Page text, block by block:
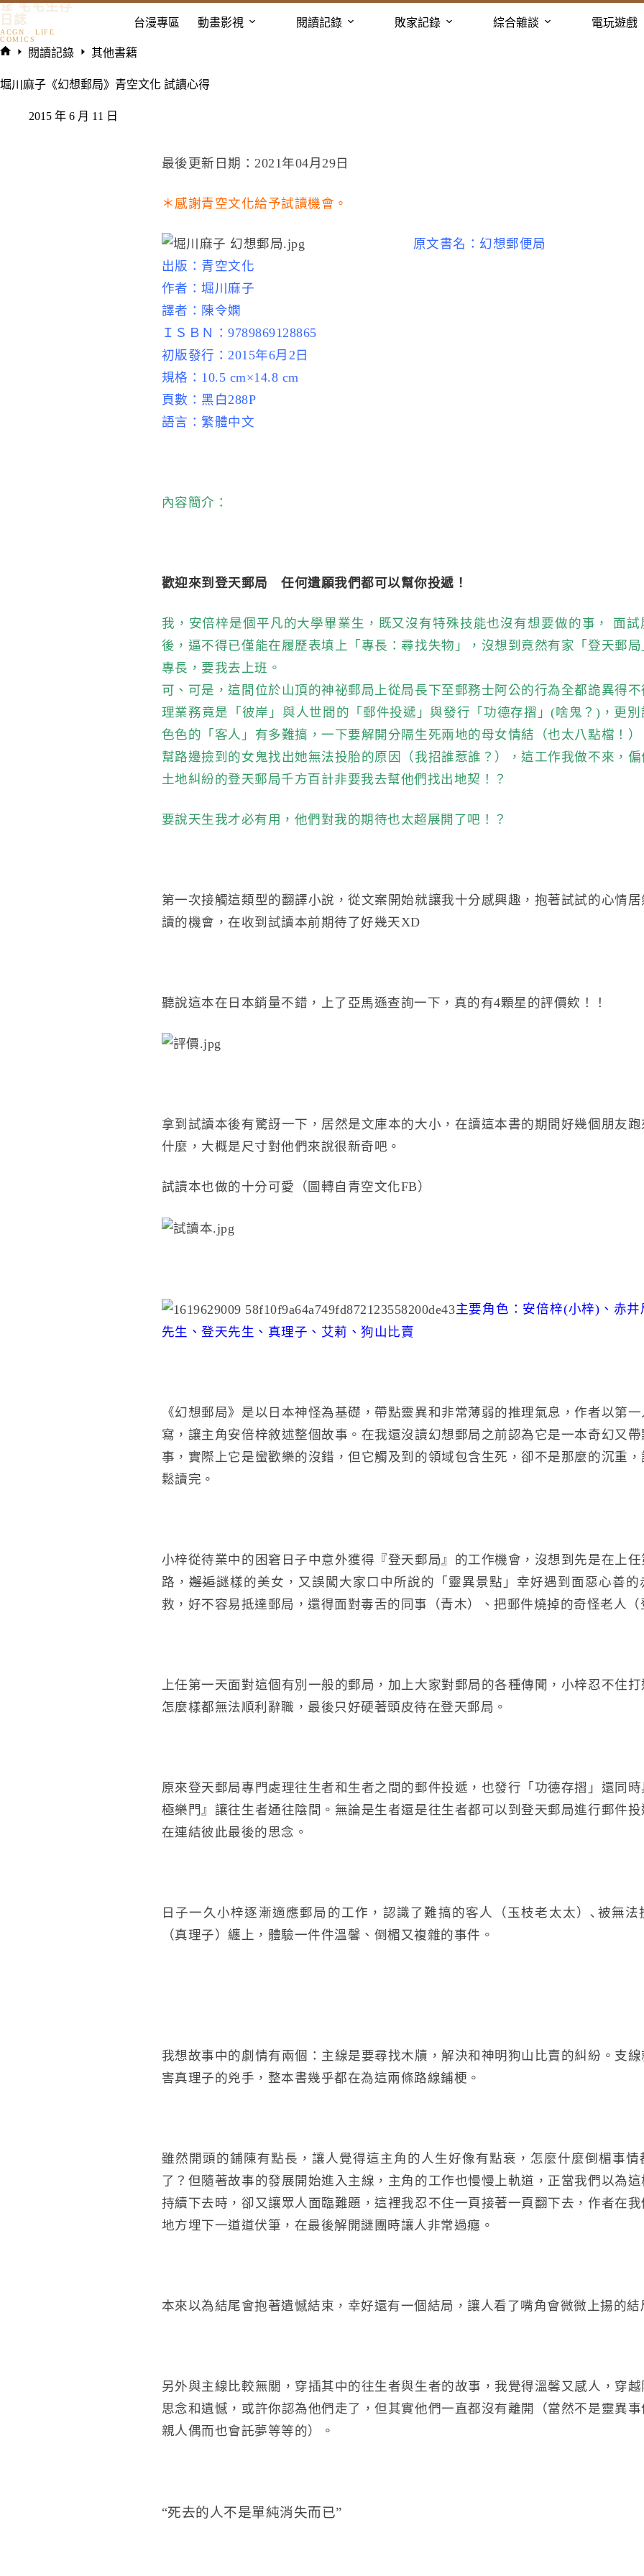
跳
至
主
內
𓃠 宅宅生存
日誌
台漫專區 動畫影視 閱讀記錄 敗家記錄 綜合雜談 電玩遊戲
頁
閱讀記錄 其他書籍
堀川麻子《幻想郵局》青空文化 試讀心得
2015 年 6 月 11 日
最後更新日期：2021年04月29日
＊感謝青空文化給予試讀機會。
原文書名：幻想郵便局
出版：青空文化
作者：堀川麻子
譯者：陳令嫻
ＩＳＢＮ：9789869128865
初版發行：2015年6月2日
規格：10.5 cm×14.8 cm
頁數：黑白288P
語言：繁體中文
內容簡介：
歡迎來到登天郵局 任何遺願我們都可以幫你投遞！
我，安倍梓是個平凡的大學畢業生，既又沒有特殊技能也沒有想要做的事， 面試
後，逼不得已僅能在履歷表填上「專長：尋找失物」，沒想到竟然有家「登天郵局
專長，要我去上班。
可、可是，這間位於山頂的神祕郵局上從局長下至郵務士阿公的行為全都詭異得不
理業務竟是「彼岸」與人世間的「郵件投遞」與發行「功德存摺」(啥鬼？)，更別
色色的「客人」有多難搞，一下要解開分隔生死兩地的母女情結（也太八點檔！）
幫路邊撿到的女鬼找出她無法投胎的原因（我招誰惹誰？），這工作我做不來，偏
土地糾紛的登天郵局千方百計非要我去幫他們找出地契！？
要說天生我才必有用，他們對我的期待也太超展開了吧！？
第一次接觸這類型的翻譯小說，從文案開始就讓我十分感興趣，抱著試試的心情居
讀的機會，在收到試讀本前期待了好幾天XD
聽說這本在日本銷量不錯，上了亞馬遜查詢一下，真的有4顆星的評價欸！！
拿到試讀本後有驚訝一下，居然是文庫本的大小，在讀這本書的期間好幾個朋友跑
什麼，大概是尺寸對他們來說很新奇吧。
試讀本也做的十分可愛（圖轉自青空文化FB）
主要角色：安倍梓(小梓)、赤井
先生、登天先生、真理子、艾莉、狗山比賣
《幻想郵局》是以日本神怪為基礎，帶點靈異和非常薄弱的推理氣息，作者以第
寫，讓主角安倍梓敘述整個故事。在我還沒讀幻想郵局之前認為它是一本奇幻又帶
事，實際上它是蠻歡樂的沒錯，但它觸及到的領域包含生死，卻不是那麼的沉重，
鬆讀完。
小梓從待業中的困窘日子中意外獲得『登天郵局』的工作機會，沒想到先是在上任
路，邂逅謎樣的美女，又誤闖大家口中所說的「靈異景點」幸好遇到面惡心善的
救，好不容易抵達郵局，還得面對毒舌的同事（青木）、把郵件燒掉的奇怪老人（
上任第一天面對這個有別一般的郵局，加上大家對郵局的各種傳聞，小梓忍不住打
怎麼樣都無法順利辭職，最後只好硬著頭皮待在登天郵局。
原來登天郵局專門處理往生者和生者之間的郵件投遞，也發行「功德存摺」還同時
極樂門』讓往生者通往陰間。無論是生者還是往生者都可以到登天郵局進行郵件投
在連結彼此最後的思念。
日子一久小梓逐漸適應郵局的工作，認識了難搞的客人（玉枝老太太）､被無法
（真理子）纏上，體驗一件件溫馨、倒楣又複雜的事件。
我想故事中的劇情有兩個：主線是要尋找木牘，解決和神明狗山比賣的糾紛。支線
害真理子的兇手，整本書幾乎都在為這兩條路線鋪梗。
雖然開頭的鋪陳有點長，讓人覺得這主角的人生好像有點衰，怎麼什麼倒楣事情
了？但隨著故事的發展開始進入主線，主角的工作也慢慢上軌道，正當我們以為這
持續下去時，卻又讓眾人面臨難題，這裡我忍不住一頁接著一頁翻下去，作者在我
地方埋下一道道伏筆，在最後解開謎團時讓人非常過癮。
本來以為結尾會抱著遺憾結束，幸好還有一個結局，讓人看了嘴角會微微上揚的結
另外與主線比較無關，穿插其中的往生者與生者的故事，我覺得溫馨又感人，穿越
思念和遺憾，或許你認為他們走了，但其實他們一直都沒有離開（當然不是靈異事
親人偶而也會託夢等等的）。
“死去的人不是單純消失而已”